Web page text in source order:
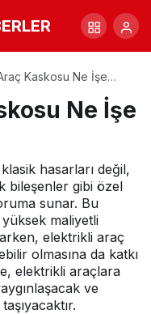
Kaskosu Ne İşe
Ne İşe
hasarları değil,
bileşenler gibi özel
sunar. Bu
yüksek maliyetli
elektrikli araç
olmasına da katkı
elektrikli araçlara
ve
İşe Yarar?